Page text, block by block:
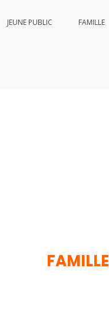
JEUNE PUBLIC FAMILLE
FAMILLE